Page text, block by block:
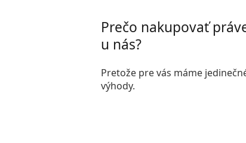
Prečo nakupovať
u nás?
Pretože pre vás máme
výhody.